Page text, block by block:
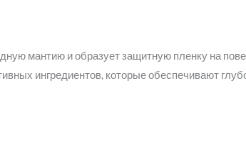
мантию и образует защитную пленку на
ингредиентов, которые обеспечивают